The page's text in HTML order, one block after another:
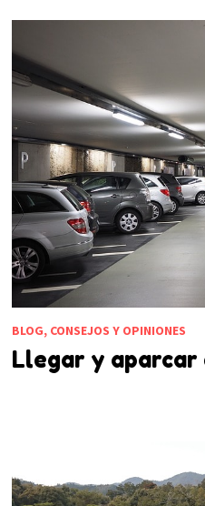
BLOG, CONSEJOS Y OPINIONES
Llegar y